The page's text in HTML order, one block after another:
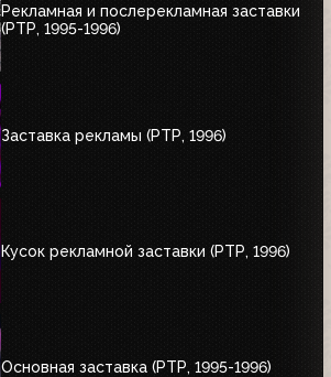
Рекламная и послерекламная заставки
(РТР, 1995-1996)
Заставка рекламы (РТР, 1996)
Кусок рекламной заставки (РТР, 1996)
Основная заставка (РТР, 1995-1996)